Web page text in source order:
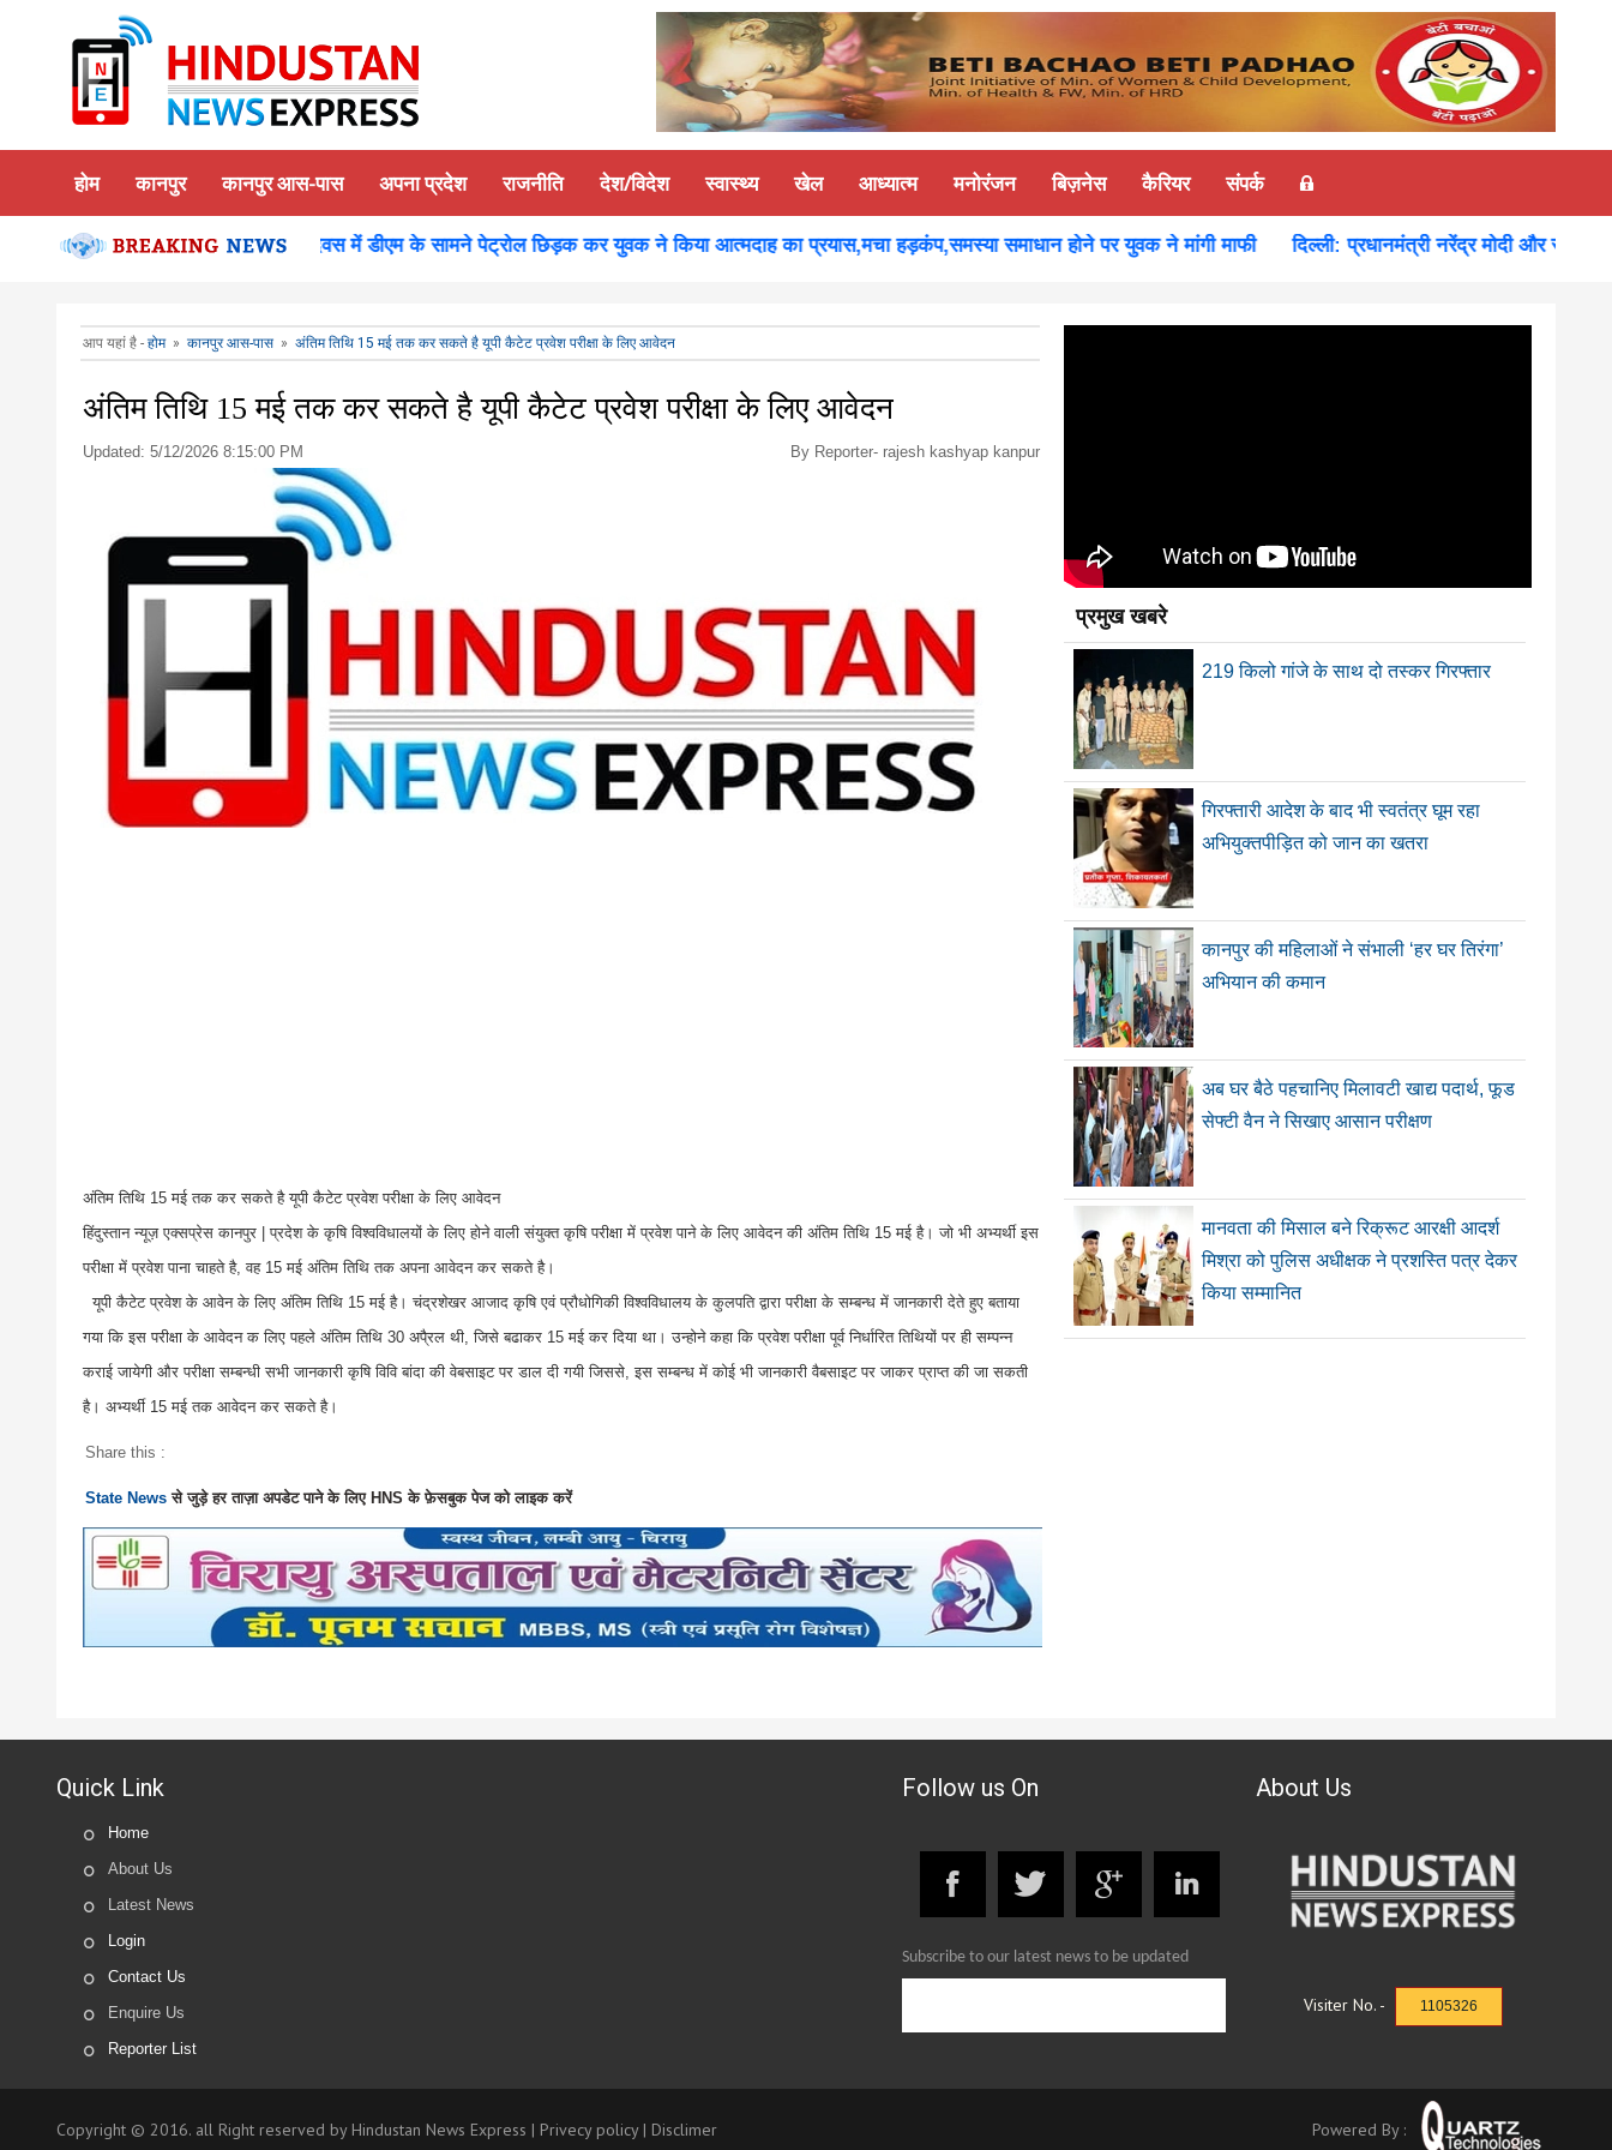
होम कानपुर कानपुर आस-पास अपना प्रदेश राजनीति देश/विदेश स्वास्थ्य खेल आध्यात्म मनोरंजन बिज़नेस कैरियर संपर्क
दर्शन पूजन कानपुर-समाधान दिवस में डीएम के सामने पेट्रोल छिड़क कर युवक ने किया आत्मदाह का प्रयास,मचा हड़कंप,समस्या समाधान होने पर युवक ने मांगी माफी दिल्ली: प्रधानमंत्री नरेंद्र मोदी और रूस के
आप यहां है - होम» कानपुर आस-पास » अंतिम तिथि 15 मई तक कर सकते है यूपी कैटेट प्रवेश परीक्षा के लिए आवेदन
अंतिम तिथि 15 मई तक कर सकते है यूपी कैटेट प्रवेश परीक्षा के लिए आवेदन
Updated: 5/12/2026 8:15:00 PM By Reporter- rajesh kashyap kanpur
अंतिम तिथि 15 मई तक कर सकते है यूपी कैटेट प्रवेश परीक्षा के लिए आवेदन
हिंदुस्तान न्यूज़ एक्सप्रेस कानपुर | प्रदेश के कृषि विश्वविधालयों के लिए होने वाली संयुक्त कृषि परीक्षा में प्रवेश पाने के लिए आवेदन की अंतिम तिथि 15 मई है। जो भी अभ्यर्थी इस
परीक्षा में प्रवेश पाना चाहते है, वह 15 मई अंतिम तिथि तक अपना आवेदन कर सकते है।
यूपी कैटेट प्रवेश के आवेन के लिए अंतिम तिथि 15 मई है। चंद्रशेखर आजाद कृषि एवं प्रौधोगिकी विश्वविधालय के कुलपति द्वारा परीक्षा के सम्बन्ध में जानकारी देते हुए बताया
गया कि इस परीक्षा के आवेदन क लिए पहले अंतिम तिथि 30 अपै्रल थी, जिसे बढाकर 15 मई कर दिया था। उन्होने कहा कि प्रवेश परीक्षा पूर्व निर्धारित तिथियों पर ही सम्पन्न
कराई जायेगी और परीक्षा सम्बन्धी सभी जानकारी कृषि विवि बांदा की वेबसाइट पर डाल दी गयी जिससे, इस सम्बन्ध में कोई भी जानकारी वैबसाइट पर जाकर प्राप्त की जा सकती
है। अभ्यर्थी 15 मई तक आवेदन कर सकते है।
Share this :
State News से जुड़े हर ताज़ा अपडेट पाने के लिए HNS के फ़ेसबुक पेज को लाइक करें
प्रमुख खबरे
219 किलो गांजे के साथ दो तस्कर गिरफ्तार
गिरफ्तारी आदेश के बाद भी स्वतंत्र घूम रहा
अभियुक्तपीड़ित को जान का खतरा
कानपुर की महिलाओं ने संभाली ‘हर घर तिरंगा’
अभियान की कमान
अब घर बैठे पहचानिए मिलावटी खाद्य पदार्थ, फूड
सेफ्टी वैन ने सिखाए आसान परीक्षण
मानवता की मिसाल बने रिक्रूट आरक्षी आदर्श
मिश्रा को पुलिस अधीक्षक ने प्रशस्ति पत्र देकर
किया सम्मानित
Quick Link Follow us On About Us
Home
About Us
Latest News
Login
Contact Us
Enquire Us
Reporter List
Subscribe to our latest news to be updated
Visiter No. - 1105326
Copyright © 2016. all Right reserved by Hindustan News Express | Privecy policy| Disclimer Powered By :